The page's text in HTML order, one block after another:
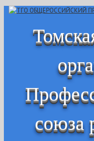
союза